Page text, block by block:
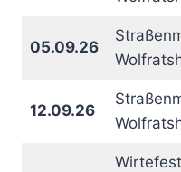
05.09.26
12.09.26